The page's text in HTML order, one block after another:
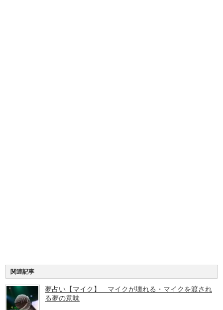
関連記事
夢占い【マイク】 マイクが壊れる・マイクを渡され
る夢の意味